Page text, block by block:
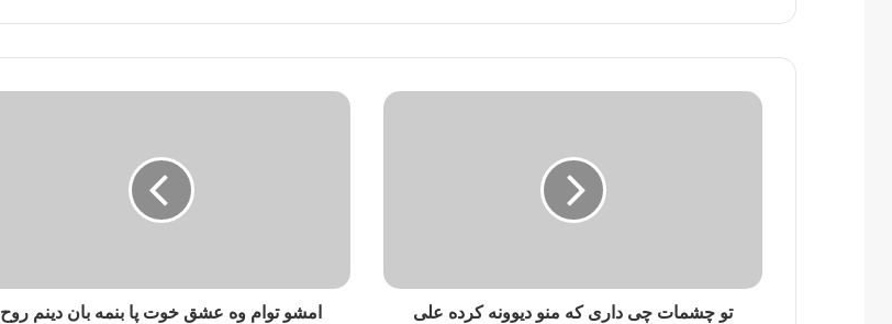
تو چشمات چی داری که منو دیوونه کرده علی
امشو توام وه عشق خوت پا بنمه بان دینم روح